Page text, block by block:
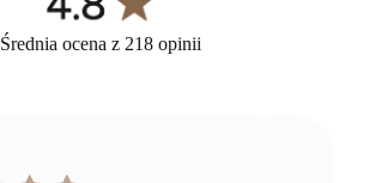
Średnia ocena z 218 opinii